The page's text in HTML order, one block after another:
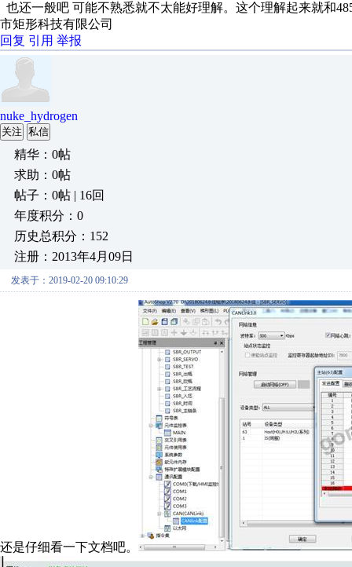
也还一般吧 可能不熟悉就不太能好理解。这个理解起来就和
市矩形科技有限公司
回复 引用 举报
nuke_hydrogen
关注 私信
精华：0帖
求助：0帖
帖子：0帖 | 16回
年度积分：0
历史总积分：152
注册：2013年4月09日
发表于：2019-02-20 09:10:29
还是仔细看一下文档吧。